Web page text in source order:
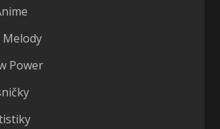
Power